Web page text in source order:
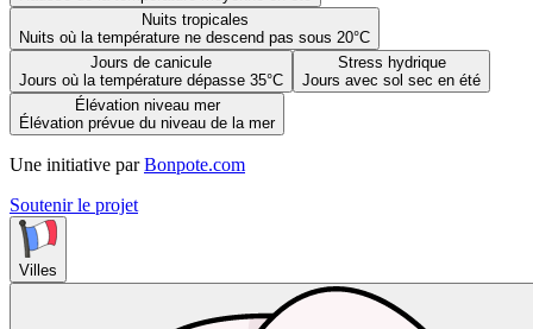
Nuits tropicales
Nuits où la température ne descend pas sous 20°C
Jours de canicule
Jours où la température dépasse 35°C
Stress hydrique
Jours avec sol sec en été
Élévation niveau mer
Élévation prévue du niveau de la mer
Une initiative par Bonpote.com
Soutenir le projet
Villes